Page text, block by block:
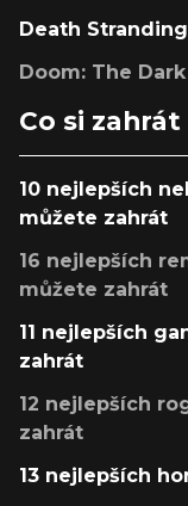
Death
Doom: The
Co si zahrát
10 nejlepších
můžete zahrát
16 nejlepších
můžete zahrát
11 nejlepších
zahrát
12 nejlepších
zahrát
13 nejlepších